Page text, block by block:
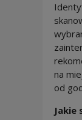
na
od
Jakie